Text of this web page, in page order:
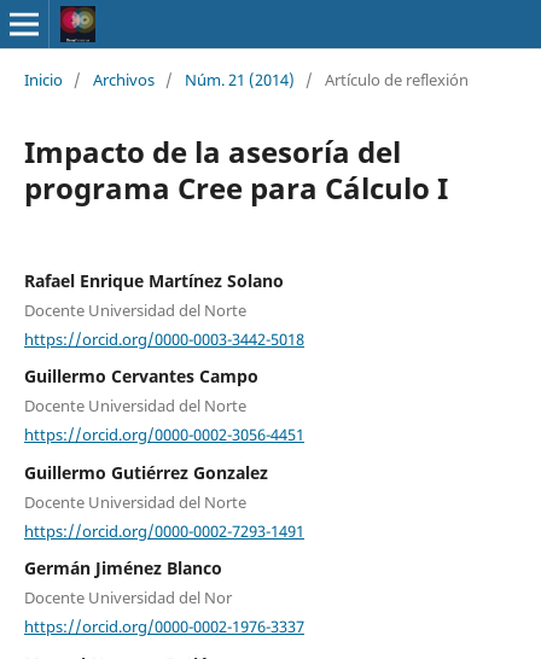
Inicio / Archivos / Núm. 21 (2014) / Artículo de reflexión
Impacto de la asesoría del
programa Cree para Cálculo I
Rafael Enrique Martínez Solano
Docente Universidad del Norte
https://orcid.org/0000-0003-3442-5018
Guillermo Cervantes Campo
Docente Universidad del Norte
https://orcid.org/0000-0002-3056-4451
Guillermo Gutiérrez Gonzalez
Docente Universidad del Norte
https://orcid.org/0000-0002-7293-1491
Germán Jiménez Blanco
Docente Universidad del Nor
https://orcid.org/0000-0002-1976-3337